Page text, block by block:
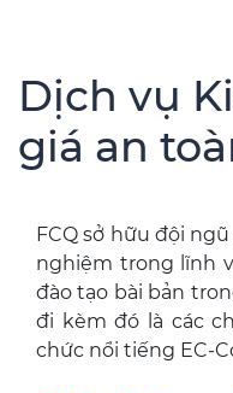
Dịch vụ
giá an
FCQ sở hữu đội
nghiệm trong lĩnh
đào tạo bài bản
đi kèm đó là các
chức nổi tiếng EC-